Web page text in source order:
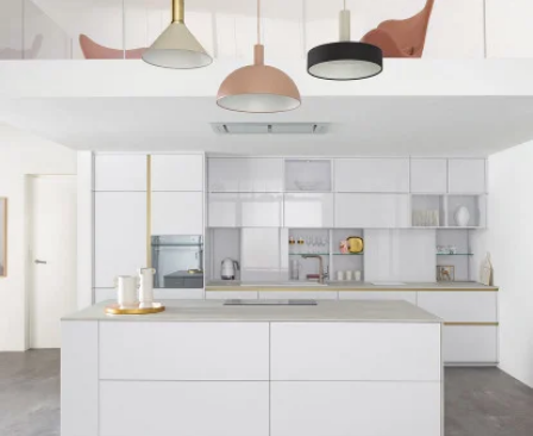
PRENDRE RENDEZ-VOUS